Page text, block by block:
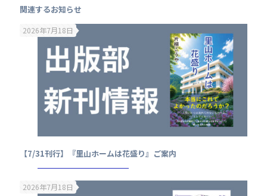
関連するお知らせ
2026年7月18日
【7/31刊行】『里山ホームは花盛り』ご案内
2026年7月18日